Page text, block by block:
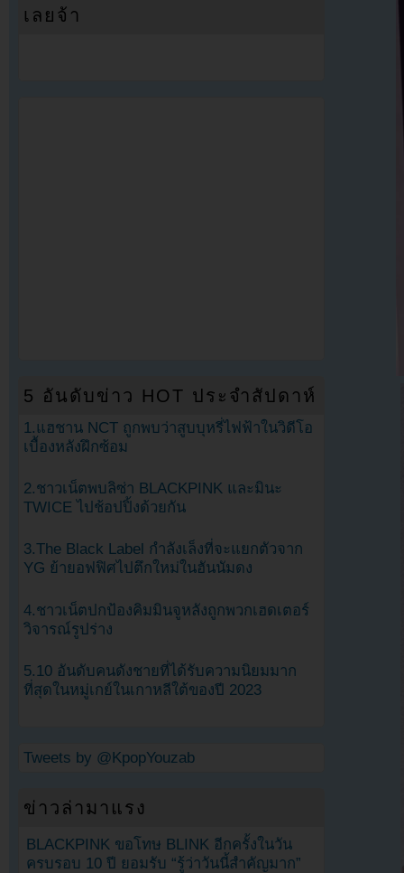
เลยจ้า
5 อันดับข่าว HOT ประจำสัปดาห์
1.แฮชาน NCT ถูกพบว่าสูบบุหรี่ไฟฟ้าในวิดีโอ
เบื้องหลังฝึกซ้อม
2.ชาวเน็ตพบลิซ่า BLACKPINK และมินะ
TWICE ไปช้อปปิ้งด้วยกัน
3.The Black Label กำลังเล็งที่จะแยกตัวจาก
YG ย้ายอฟฟิศไปตึกใหม่ในฮันนัมดง
4.ชาวเน็ตปกป้องคิมมินจูหลังถูกพวกเฮดเตอร์
วิจารณ์รูปร่าง
5.10 อันดับคนดังชายที่ได้รับความนิยมมาก
ที่สุดในหมู่เกย์ในเกาหลีใต้ของปี 2023
Tweets by @KpopYouzab
ข่าวล่ามาแรง
BLACKPINK ขอโทษ BLINK อีกครั้งในวัน
ครบรอบ 10 ปี ยอมรับ “รู้ว่าวันนี้สำคัญมาก”